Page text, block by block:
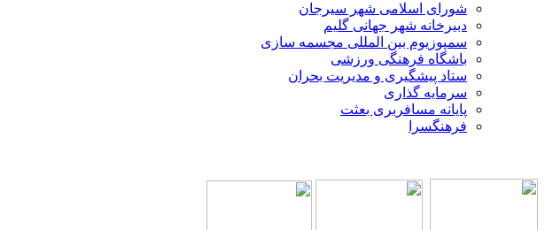
شورای اسلامی شهر سیرجان
دبیرخانه شهر جهانی گلیم
سمپوزیوم بین المللی مجسمه سازی
باشگاه فرهنگی ورزشی
ستاد پیشگیری و مدیریت بحران
سرمایه گذاری
پایانه مسافربری بعثت
فرهنگسرا